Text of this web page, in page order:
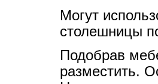
Могут
столешницы
Подобрав
разместить.